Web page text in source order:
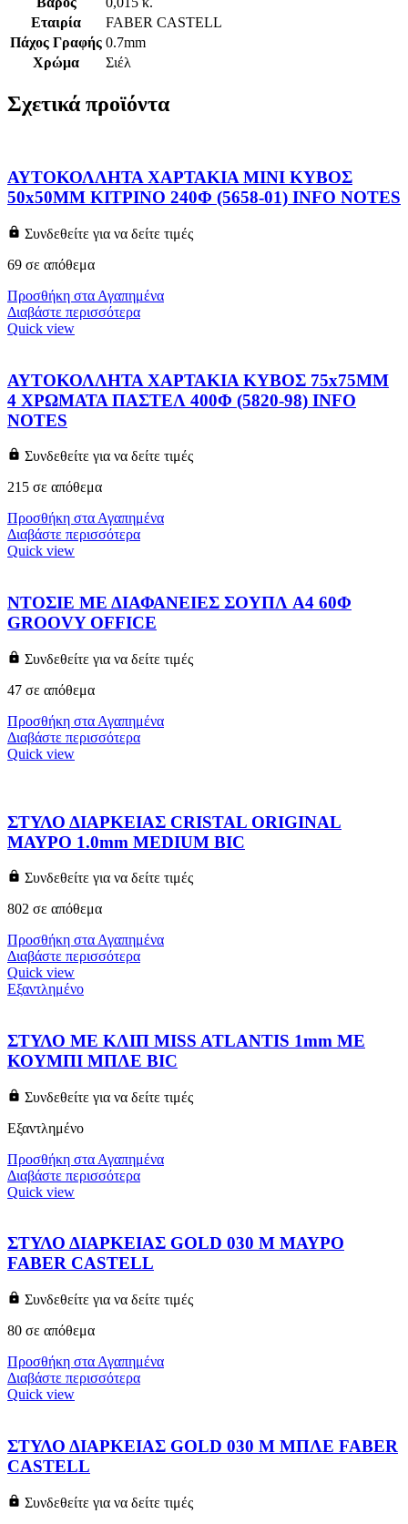
Εταιρία
FABER CASTELL
Πάχος Γραφής 0.7mm
Χρώμα
Σιέλ
Σχετικά προϊόντα
ΑΥΤΟΚΟΛΛΗΤΑ ΧΑΡΤΑΚΙΑ MINI ΚΥΒΟΣ
50x50MM ΚΙΤΡΙΝΟ 240Φ (5658-01) INFO NOTES
Συνδεθείτε για να δείτε τιμές
69 σε απόθεμα
Προσθήκη στα Αγαπημένα
Διαβάστε περισσότερα
Quick view
ΑΥΤΟΚΟΛΛΗΤΑ ΧΑΡΤΑΚΙΑ ΚΥΒΟΣ 75x75MM
4 ΧΡΩΜΑΤΑ ΠΑΣΤΕΛ 400Φ (5820-98) INFO
NOTES
Συνδεθείτε για να δείτε τιμές
215 σε απόθεμα
Προσθήκη στα Αγαπημένα
Διαβάστε περισσότερα
Quick view
ΝΤΟΣΙΕ ΜΕ ΔΙΑΦΑΝΕΙΕΣ ΣΟΥΠΛ A4 60Φ
GROOVY OFFICE
Συνδεθείτε για να δείτε τιμές
47 σε απόθεμα
Προσθήκη στα Αγαπημένα
Διαβάστε περισσότερα
Quick view
ΣΤΥΛΟ ΔΙΑΡΚΕΙΑΣ CRISTAL ORIGINAL
ΜΑΥΡΟ 1.0mm MEDIUM BIC
Συνδεθείτε για να δείτε τιμές
802 σε απόθεμα
Προσθήκη στα Αγαπημένα
Διαβάστε περισσότερα
Quick view
Εξαντλημένο
ΣΤΥΛΟ ΜΕ ΚΛΙΠ MISS ATLANTIS 1mm ΜΕ
ΚΟΥΜΠΙ ΜΠΛΕ BIC
Συνδεθείτε για να δείτε τιμές
Εξαντλημένο
Προσθήκη στα Αγαπημένα
Διαβάστε περισσότερα
Quick view
ΣΤΥΛΟ ΔΙΑΡΚΕΙΑΣ GOLD 030 M ΜΑΥΡΟ
FABER CASTELL
Συνδεθείτε για να δείτε τιμές
80 σε απόθεμα
Προσθήκη στα Αγαπημένα
Διαβάστε περισσότερα
Quick view
ΣΤΥΛΟ ΔΙΑΡΚΕΙΑΣ GOLD 030 M ΜΠΛΕ FABER
CASTELL
Συνδεθείτε για να δείτε τιμές